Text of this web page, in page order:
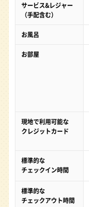
サービス&レジャー
（手配含む）
お風呂
お部屋
現地で利用可能な
クレジットカード
標準的な
チェックイン時間
標準的な
チェックアウト時間